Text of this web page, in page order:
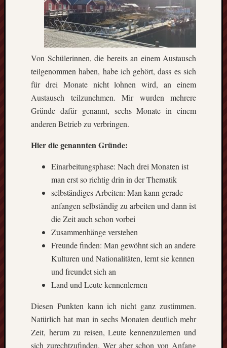
Von Schülerinnen, die bereits an einem Austausch
teilgenommen haben, habe ich gehört, dass es sich
für drei Monate nicht lohnen wird, an einem
Austausch teilzunehmen. Mir wurden mehrere
Gründe dafür genannt, sechs Monate in einem
anderen Betrieb zu verbringen.
Hier die genannten Gründe:
Einarbeitungsphase: Nach drei Monaten ist
man erst so richtig drin in der Thematik
selbständiges Arbeiten: Man kann gerade
anfangen selbständig zu arbeiten und dann ist
die Zeit auch schon vorbei
Zusammenhänge verstehen
Freunde finden: Man gewöhnt sich an andere
Kulturen und Nationalitäten, lernt sie kennen
und freundet sich an
Land und Leute kennenlernen
Diesen Punkten kann ich nicht ganz zustimmen.
Natürlich hat man in sechs Monaten deutlich mehr
Zeit, herum zu reisen, Leute kennenzulernen und
sich zurechtzufinden. Wer aber schon von Anfang